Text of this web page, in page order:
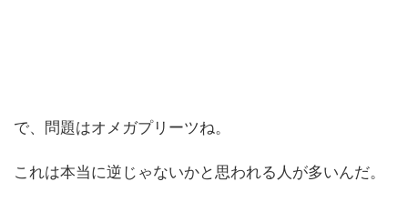
で、問題はオメガプリーツね。
これは本当に逆じゃないかと思われる人が多いんだ。